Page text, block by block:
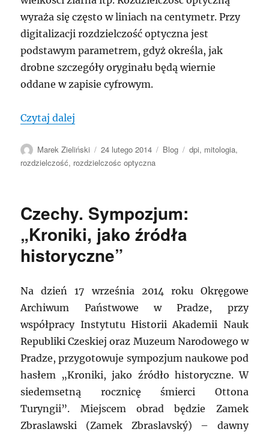
wyraża się często w liniach na centymetr. Przy
digitalizacji rozdzielczość optyczna jest
podstawym parametrem, gdyż określa, jak
drobne szczegóły oryginału będą wiernie
oddane w zapisie cyfrowym.
Czytaj dalej
Autor
Marek Zieliński
Data
publikacji
24 lutego 2014 Kategorie
Blog Tagi
dpi, mitologia,
rozdzielczość, rozdzielczośc optyczna
Czechy. Sympozjum:
„Kroniki, jako źródła
historyczne”
Na dzień 17 września 2014 roku Okręgowe
Archiwum Państwowe w Pradze, przy
współpracy Instytutu Historii Akademii Nauk
Republiki Czeskiej oraz Muzeum Narodowego w
Pradze, przygotowuje sympozjum naukowe pod
hasłem „Kroniki, jako źródło historyczne. W
siedemsetną rocznicę śmierci Ottona
Turyngii”. Miejscem obrad będzie Zamek
Zbraslawski (Zamek Zbraslavský) – dawny